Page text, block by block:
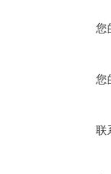
您
您
联